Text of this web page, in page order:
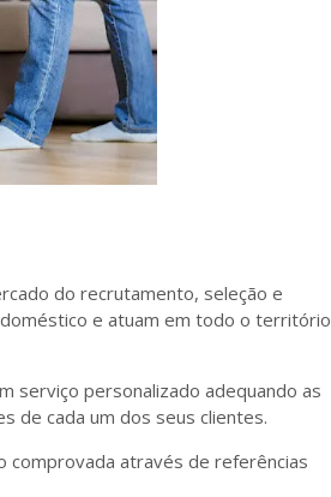
do recrutamento, seleção e
e atuam em todo o território
serviço personalizado adequando as
de cada um dos seus clientes.
comprovada através de referências